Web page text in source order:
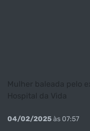
Mulher baleada pelo
Hospital da Vida
04/02/2025às 07:57